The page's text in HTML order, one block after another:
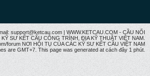
support@ketcau.com | WWW.KETCAU.COM - CẦU NỐI
KỸ SƯ KẾT CẤU CÔNG TRÌNH, ĐỊA KỸ THUẬT VIỆT NAM.
forum NƠI HỘI TỤ CỦA CÁC KỸ SƯ KẾT CÂU VIỆT NAM
are GMT+7. This page was generated at cách đây 1 phút.